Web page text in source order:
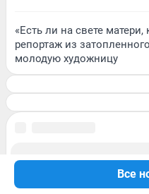
Все
«Есть ли на свете
репортаж из
молодую художницу